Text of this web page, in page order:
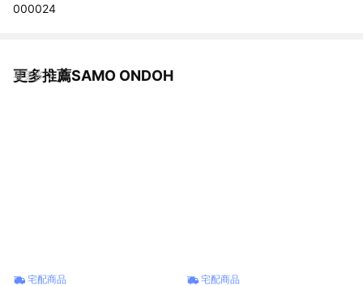
000024
更多推薦SAMO ONDOH
看更多
宅配商品 宅配商品